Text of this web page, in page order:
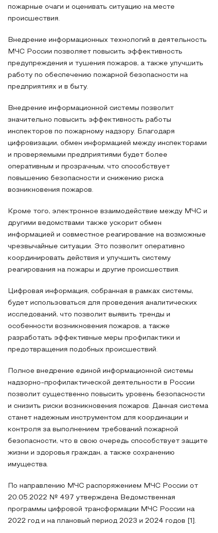
пожарные очаги и оценивать ситуацию на месте
происшествия.
Внедрение информационных технологий в деятельность
МЧС России позволяет повысить эффективность
предупреждения и тушения пожаров, а также улучшить
работу по обеспечению пожарной безопасности на
предприятиях и в быту.
Внедрение информационной системы позволит
значительно повысить эффективность работы
инспекторов по пожарному надзору. Благодаря
цифровизации, обмен информацией между инспекторами
и проверяемыми предприятиями будет более
оперативным и прозрачным, что способствует
повышению безопасности и снижению риска
возникновения пожаров.
Кроме того, электронное взаимодействие между МЧС и
другими ведомствами также ускорит обмен
информацией и совместное реагирование на возможные
чрезвычайные ситуации. Это позволит оперативно
координировать действия и улучшить систему
реагирования на пожары и другие происшествия.
Цифровая информация, собранная в рамках системы,
будет использоваться для проведения аналитических
исследований, что позволит выявить тренды и
особенности возникновения пожаров, а также
разработать эффективные меры профилактики и
предотвращения подобных происшествий.
Полное внедрение единой информационной системы
надзорно-профилактической деятельности в России
позволит существенно повысить уровень безопасности
и снизить риски возникновения пожаров. Данная система
станет надежным инструментом для координации и
контроля за выполнением требований пожарной
безопасности, что в свою очередь способствует защите
жизни и здоровья граждан, а также сохранению
имущества.
По направлению МЧС распоряжением МЧС России от
20.05.2022 № 497 утверждена Ведомственная
программы цифровой трансформации МЧС России на
2022 год и на плановый период 2023 и 2024 годов [1].